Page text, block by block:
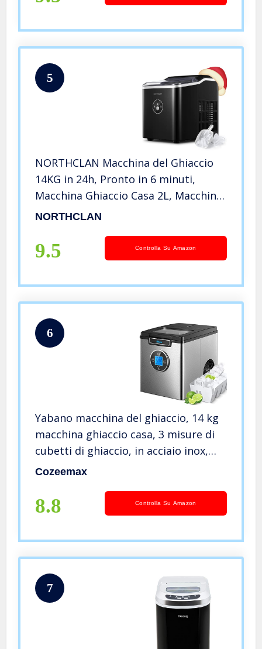
5
NORTHCLAN Macchina del Ghiaccio
14KG in 24h, Pronto in 6 minuti,
Macchina Ghiaccio Casa 2L, Macchina
per il Ghiaccio Professionale
Idraulico (Nero)
NORTHCLAN
9.5 Controlla Su Amazon
6
Yabano macchina del ghiaccio, 14 kg
macchina ghiaccio casa, 3 misure di
cubetti di ghiaccio, in acciaio inox,
Display LCD intelligente, 2,3 litri,
Cozeemax
8.8 Controlla Su Amazon
7